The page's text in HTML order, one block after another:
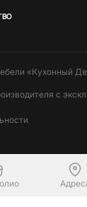
«Кухонный
с